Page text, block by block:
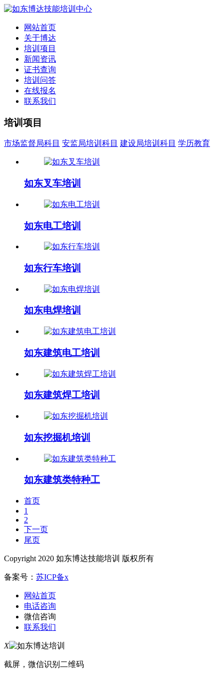
网站首页
关于博达
培训项目
新闻资讯
证书查询
培训问答
在线报名
联系我们
培训项目
市场监督局科目 安监局培训科目 建设局培训科目 学历教育
如东叉车培训
如东电工培训
如东行车培训
如东电焊培训
如东建筑电工培训
如东建筑焊工培训
如东挖掘机培训
如东建筑类特种工
首页
1
2
下一页
尾页
Copyright 2020 如东博达技能培训 版权所有
备案号： 苏ICP备x
网站首页
电话咨询
微信咨询
联系我们
X
截屏，微信识别二维码